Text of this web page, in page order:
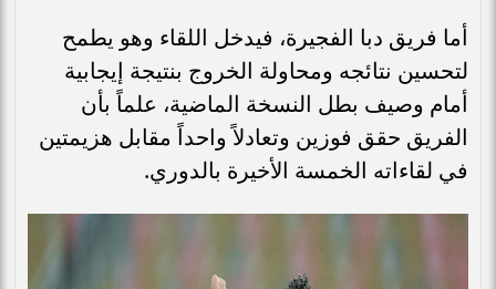
​أما فريق دبا الفجيرة، فيدخل اللقاء وهو يطمح
لتحسين نتائجه ومحاولة الخروج بنتيجة إيجابية
أمام وصيف بطل النسخة الماضية، علماً بأن
الفريق حقق فوزين وتعادلاً واحداً مقابل هزيمتين
في لقاءاته الخمسة الأخيرة بالدوري.